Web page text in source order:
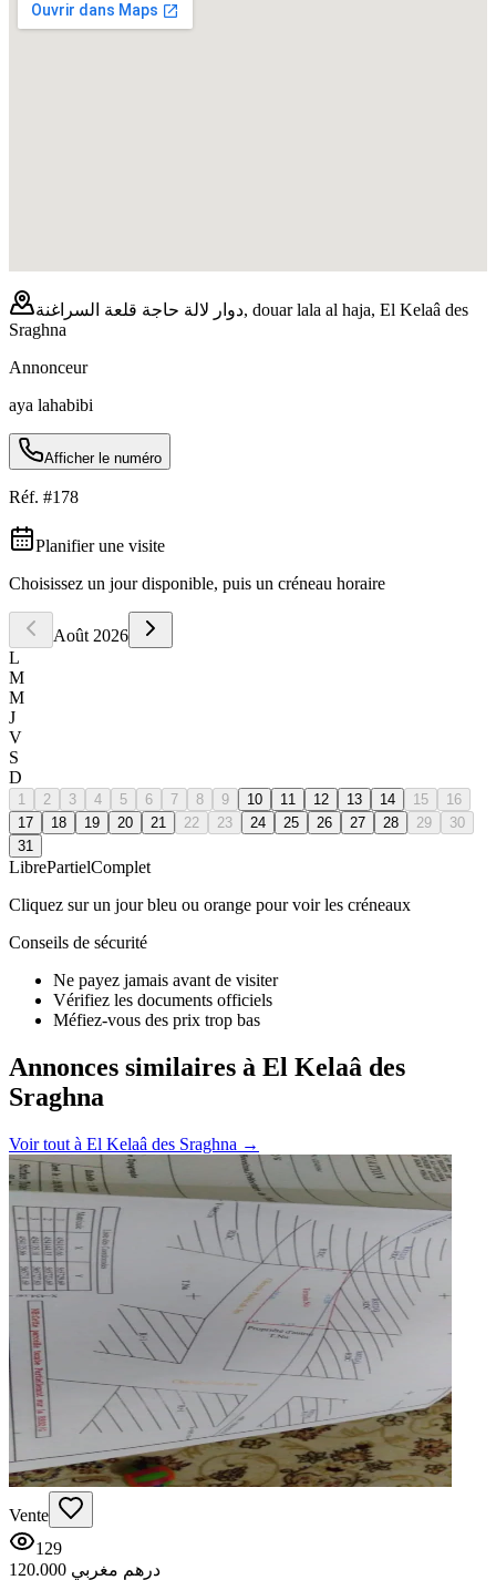
دوار لالة حاجة قلعة السراغنة, douar lala al haja, El Kelaâ des
Sraghna
Annonceur
aya lahabibi
Afficher le numéro
Réf. #178
Planifier une visite
Choisissez un jour disponible, puis un créneau horaire
Août 2026
L
M
M
J
V
S
D
1 2 3 4 5 6 7 8 9 10 11 12 13 14 15
16
17
18 19 20 21 22 23 24 25 26 27 28 29
30
31
LibrePartielComplet
Cliquez sur un jour bleu ou orange pour voir les créneaux
Conseils de sécurité
Ne payez jamais avant de visiter
Vérifiez les documents officiels
Méfiez-vous des prix trop bas
Annonces similaires à El Kelaâ des
Sraghna
Voir tout à El Kelaâ des Sraghna →
Vente
129
120.000 درهم مغربي